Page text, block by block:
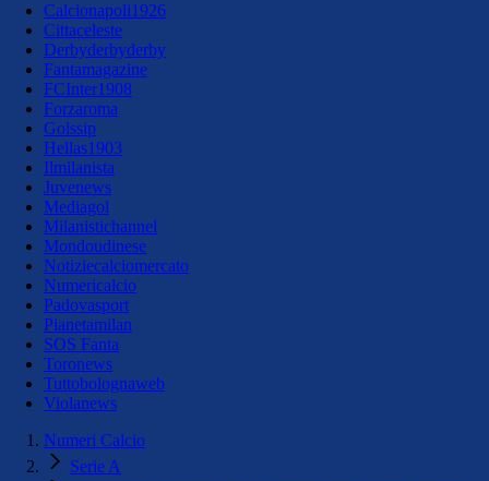
Calcionapoli1926
Cittaceleste
Derbyderbyderby
Fantamagazine
FCInter1908
Forzaroma
Golssip
Hellas1903
Ilmilanista
Juvenews
Mediagol
Milanistichannel
Mondoudinese
Notiziecalciomercato
Numericalcio
Padovasport
Pianetamilan
SOS Fanta
Toronews
Tuttobolognaweb
Violanews
Numeri Calcio
Serie A